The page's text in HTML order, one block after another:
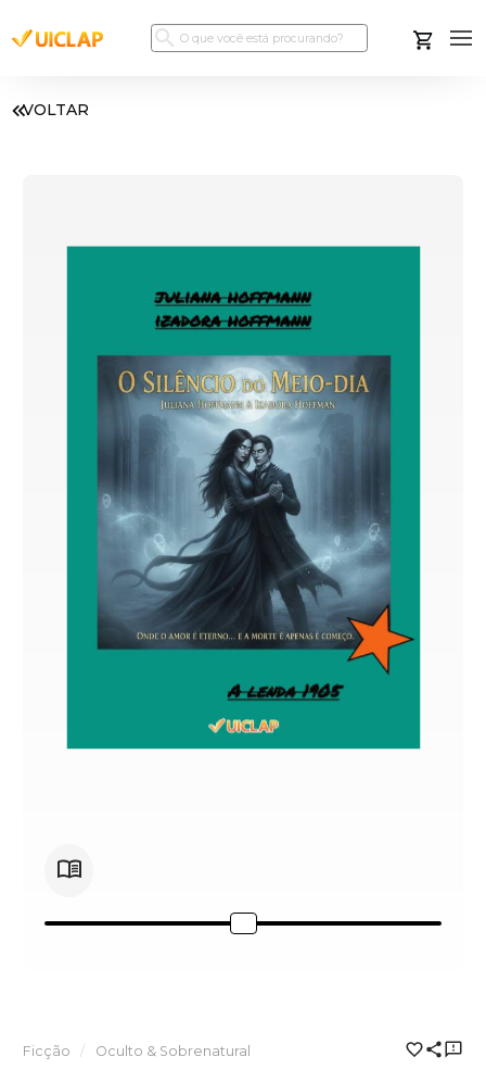
VOLTAR
Ficção Oculto & Sobrenatural